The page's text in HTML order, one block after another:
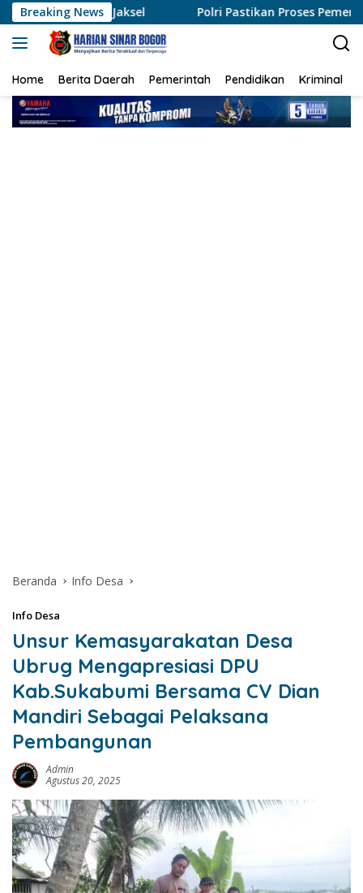
Langsung
ke
konten
Breaking NewsPolri Pastikan Proses Pemeriksaan Personel di
Home Berita Daerah Pemerintah Pendidikan Kriminal
Beranda Info Desa
Info Desa
Unsur Kemasyarakatan Desa
Ubrug Mengapresiasi DPU
Kab.Sukabumi Bersama CV Dian
Mandiri Sebagai Pelaksana
Pembangunan
Admin
Agustus 20, 2025